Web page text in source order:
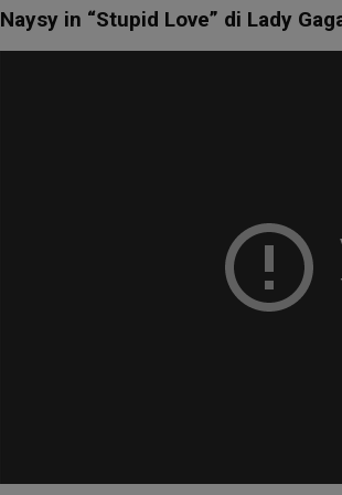
Naysy in “Stupid Love” di Lady